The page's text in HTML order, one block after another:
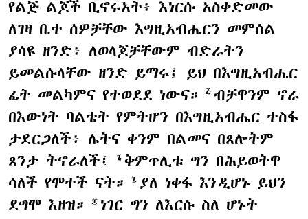
የልጅ ልጆች ቢኖሩአት፥ እነርሱ አስቀድመው
ለገዛ ቤተ ሰዎቻቸው እግዚአብሔርን መምሰል
ያሳዩ ዘንድ፥ ለወላጆቻቸውም ብድራትን
ይመልሱላቸው ዘንድ ይማሩ፤ ይህ በእግዚአብሔር
ፊት መልካምና የተወደደ ነውና።
፭ ብቻዋንም ኖራ
በእውነት ባልቴት የምትሆን በእግዚአብሔር ተስፋ
ታደርጋለች፥ ሌትና ቀንም በልመና በጸሎትም
ጸንታ ትኖራለች፤
፮ ቅምጥሊቱ ግን በሕይወትዋ
ሳለች የሞተች ናት።
፯ ያለ ነቀፋ እንዲሆኑ ይህን
ደግሞ እዘዝ።
፰ ነገር ግን ለእርሱ ስለ ሆኑት